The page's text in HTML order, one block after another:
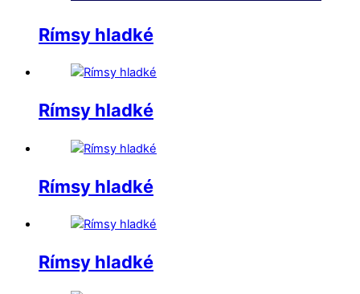
Rímsy hladké
Rímsy hladké
Rímsy hladké
Rímsy hladké